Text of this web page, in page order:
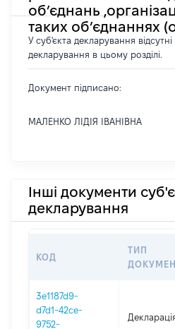
об’єднань
таких об’єднаннях
У суб'єкта декларування
декларування в цьому розділі.
Документ підписано:
МАЛЕНКО ЛІДІЯ ІВАНІВНА
Інші документи
декларування
КОД
ТИП
3e1187d9-
d7d1-42ce-
9752-